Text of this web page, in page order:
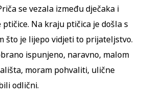
se vezala između dječaka i
Na kraju ptičica je došla s
što je lijepo vidjeti to prijateljstvo.
ispunjeno, naravno, malom
moram pohvaliti, ulične
odlični.